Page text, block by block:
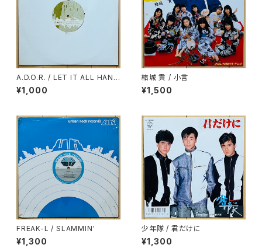
A.D.O.R. / LET IT ALL HANG
OUT(RAE & CHRISTIAN RE
MIX)
¥1,000
結城 貢 / 小言
¥1,500
FREAK-L / SLAMMIN'
¥1,300
少年隊 / 君だけに
¥1,300